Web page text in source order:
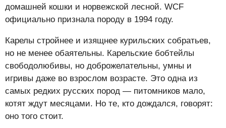
домашней кошки и норвежской лесной. WCF
официально признала породу в 1994 году.
Карелы стройнее и изящнее курильских собратьев,
но не менее обаятельны. Карельские бобтейлы
свободолюбивы, но доброжелательны, умны и
игривы даже во взрослом возрасте. Это одна из
самых редких русских пород — питомников мало,
котят ждут месяцами. Но те, кто дождался, говорят:
оно того стоит.